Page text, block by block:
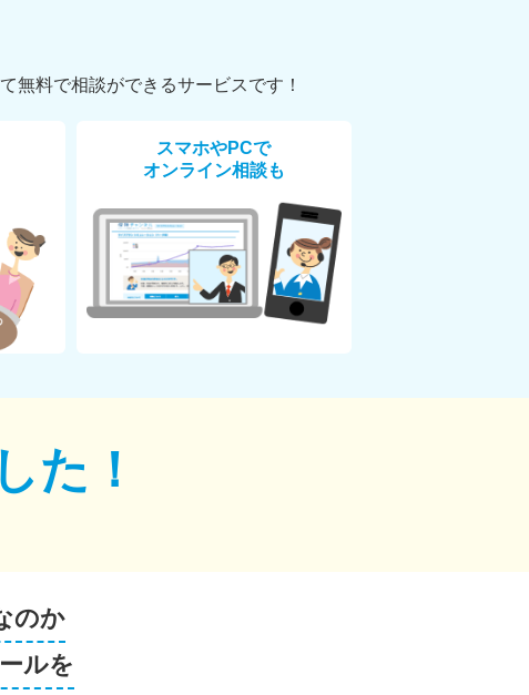
無料で相談ができるサービスです！
スマホやPCで
オンライン相談も
た！
のか
ルを